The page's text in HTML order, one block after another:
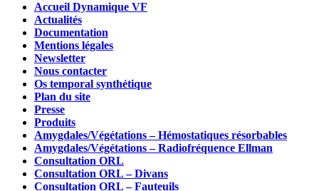
Accueil Dynamique VF
Actualités
Documentation
Mentions légales
Newsletter
Nous contacter
Os temporal synthétique
Plan du site
Presse
Produits
Amygdales/Végétations – Hémostatiques résorbables
Amygdales/Végétations – Radiofréquence Ellman
Consultation ORL
Consultation ORL – Divans
Consultation ORL – Fauteuils